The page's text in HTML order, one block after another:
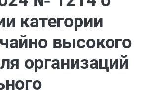
категории
высокого
организаций